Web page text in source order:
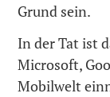
Grund sein.
In der Tat ist
Microsoft,
Mobilwelt